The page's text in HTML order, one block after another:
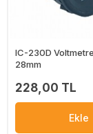
IC-230D
28mm
228,00 TL
Ekle